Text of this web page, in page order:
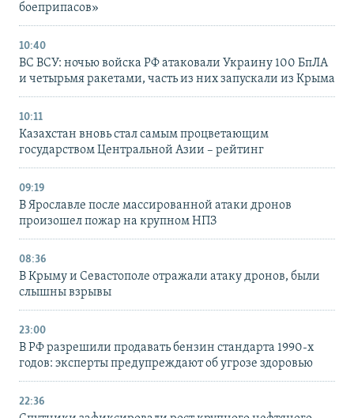
боеприпасов»
10:40
ВС ВСУ: ночью войска РФ атаковали Украину 100 БпЛА
и четырьмя ракетами, часть из них запускали из Крыма
10:11
Казахстан вновь стал самым процветающим
государством Центральной Азии – рейтинг
09:19
В Ярославле после массированной атаки дронов
произошел пожар на крупном НПЗ
08:36
В Крыму и Севастополе отражали атаку дронов, были
слышны взрывы
23:00
В РФ разрешили продавать бензин стандарта 1990-х
годов: эксперты предупреждают об угрозе здоровью
22:36